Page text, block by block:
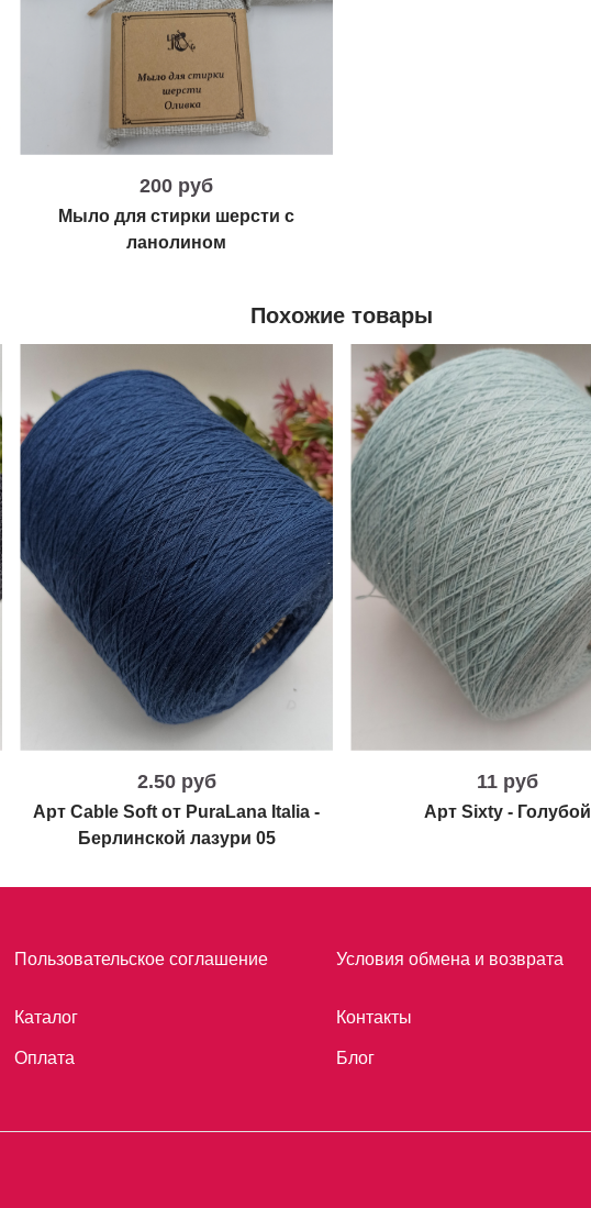
200 руб
Мыло для стирки шерсти с
ланолином
Похожие товары
2.50 руб
Арт Cable Soft от PuraLana Italia -
Берлинской лазури 05
11 руб
Арт Sixty - Голубой
Пользовательское соглашение Условия обмена и возврата
Каталог Контакты
Оплата Блог